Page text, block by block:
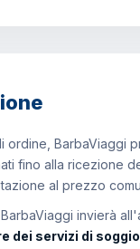
ordine, BarbaViaggi
fino alla ricezione
al prezzo
invierà
dei servizi di